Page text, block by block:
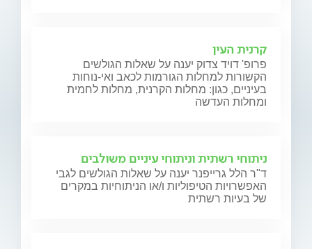
קרנית העין
פרופ' דויד צדוק יענה על שאלות הגולשים
הקשורות למחלות הגורמות לכאב ואי-נוחות
בעיניים, כגון: מחלות הקרנית, מחלות לחמית
ומחלות העדשה
ניתוחי רשתית וניתוחי עיניים משולבים
ד"ר הלל גרייפנר יענה על שאלות הגולשים לגבי
האפשרויות הטיפוליות ו/או הניתוחיות במקרים
של בעיות רשתית